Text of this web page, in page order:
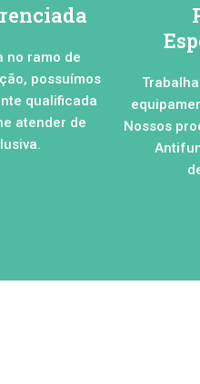
no ramo de
possuímos
qualificada
atender de
Nossos